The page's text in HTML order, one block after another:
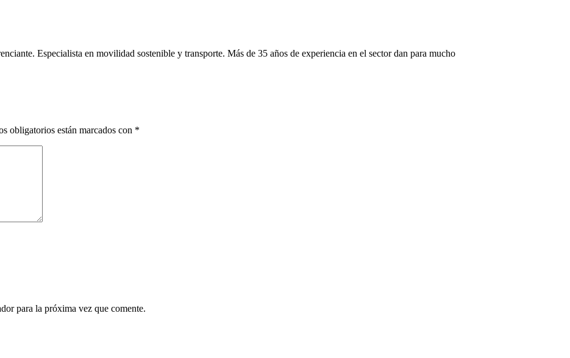
Especialista en movilidad sostenible y transporte. Más de 35 años de experiencia en el sector dan para mucho
obligatorios están marcados con *
para la próxima vez que comente.